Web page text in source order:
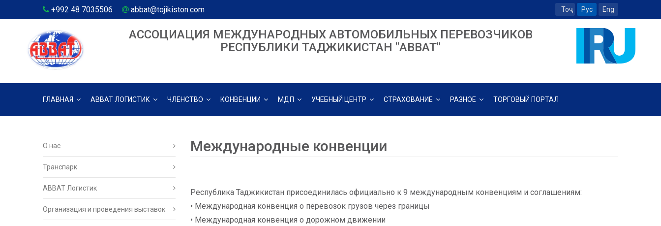
+992 48 7035506 abbat@tojikiston.com Тоҷ Рус Eng
АССОЦИАЦИЯ МЕЖДУНАРОДНЫХ АВТОМОБИЛЬНЫХ ПЕРЕВОЗЧИКОВ
РЕСПУБЛИКИ ТАДЖИКИСТАН "ABBAT"
ГЛАВНАЯ АВВАТ ЛОГИСТИК ЧЛЕНСТВО КОНВЕНЦИИ МДП УЧЕБНЫЙ ЦЕНТР СТРАХОВАНИЕ РАЗНОЕ ТОРГОВЫЙ ПОРТАЛ
О нас
Транспарк
ABBAT Логистик
Организация и проведения выставок
Международные конвенции
Республика Таджикистан присоединилась официально к 9 международным конвенциям и соглашениям:
• Международная конвенция о перевозок грузов через границы
• Международная конвенция о дорожном движении